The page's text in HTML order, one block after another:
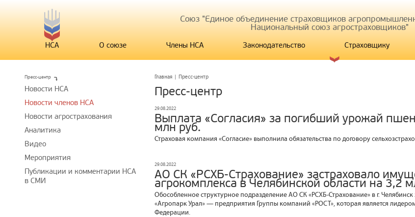
Союз "Единое объединение страховщиков
Национальный союз агростраховщиков"
НСА О союзе Члены НСА Законодательство Страховщику
Главная | Пресс-центр
Пресс-центр
29.08.2022
Выплата «Согласия» за погибший урожай
млн руб.
Страховая компания «Согласие» выполнила обязательства по договору
29.08.2022
АО СК «РСХБ-Страхование» застраховало
агрокомплекса в Челябинской области на 3,2
Обособленное структурное подразделение АО СК «РСХБ-Страхование» в г.
«Агропарк Урал» — предприятия Группы компаний «РОСТ», которая является
Федерации.
Пресс-центр
Новости НСА
Новости членов НСА
Новости агрострахования
Аналитика
Видео
Мероприятия
Публикации и комментарии НСА
в СМИ